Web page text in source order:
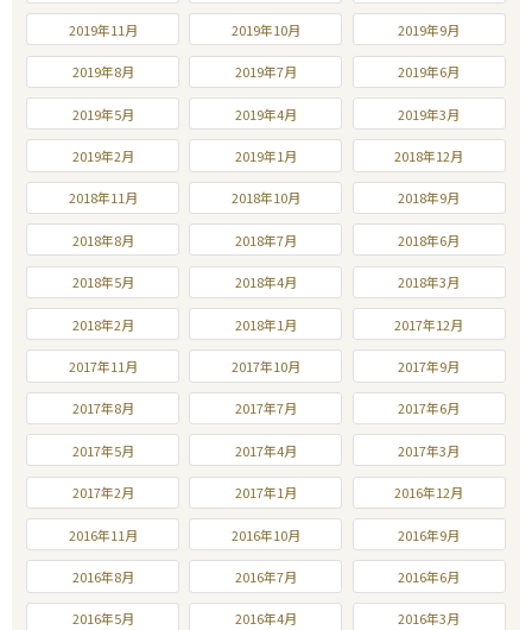
2019年11月 2019年10月 2019年9月
2019年8月 2019年7月 2019年6月
2019年5月 2019年4月 2019年3月
2019年2月 2019年1月 2018年12月
2018年11月 2018年10月 2018年9月
2018年8月 2018年7月 2018年6月
2018年5月 2018年4月 2018年3月
2018年2月 2018年1月 2017年12月
2017年11月 2017年10月 2017年9月
2017年8月 2017年7月 2017年6月
2017年5月 2017年4月 2017年3月
2017年2月 2017年1月 2016年12月
2016年11月 2016年10月 2016年9月
2016年8月 2016年7月 2016年6月
2016年5月 2016年4月 2016年3月